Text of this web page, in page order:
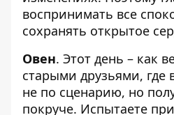
воспринимать все
сохранять открытое
Овен. Этот день – как
старыми друзьями, где
не по сценарию, но
покруче. Испытаете